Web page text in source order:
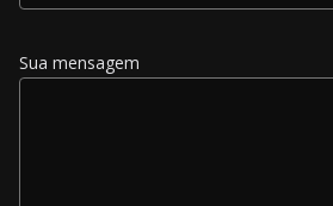
Sua mensagem